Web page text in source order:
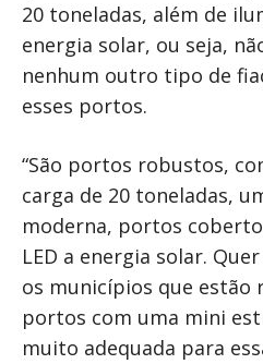
20 toneladas, além de
energia solar, ou seja,
nenhum outro tipo de
esses portos.
“São portos robustos,
carga de 20 toneladas,
moderna, portos
LED a energia solar.
os municípios que estão
portos com uma mini
muito adequada para